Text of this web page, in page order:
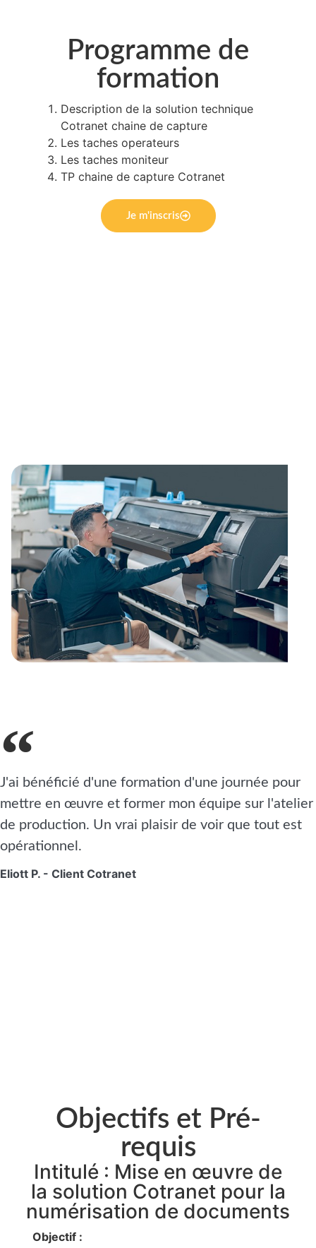
Programme de
formation
Description de la solution technique
Cotranet chaine de capture
Les taches operateurs
Les taches moniteur
TP chaine de capture Cotranet
Je m'inscris
J'ai bénéficié d'une formation d'une journée pour
mettre en œuvre et former mon équipe sur l'atelier
de production. Un vrai plaisir de voir que tout est
opérationnel.
Eliott P. - Client Cotranet
Objectifs et Pré-
requis
Intitulé : Mise en œuvre de
la solution Cotranet pour la
numérisation de documents
Objectif :